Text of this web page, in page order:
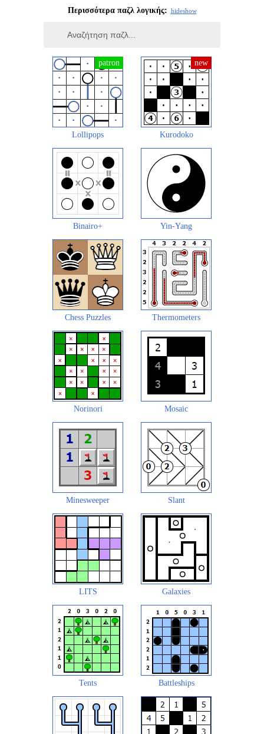
Περισσότερα παζλ λογικής: hideshow
Lollipops Kurodoko
Binairo+ Yin-Yang
Chess Puzzles Thermometers
Norinori Mosaic
Minesweeper Slant
LITS Galaxies
Tents Battleships